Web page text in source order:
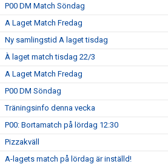
P00 DM Match Söndag
A Laget Match Fredag
Ny samlingstid A laget tisdag
À laget match tisdag 22/3
A Laget Match Fredag
P00 DM Söndag
Träningsinfo denna vecka
P00: Bortamatch på lördag 12:30
Pizzakväll
A-lagets match på lördag är inställd!